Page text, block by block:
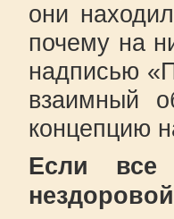
они
почему на
надписью
взаимный
концепцию
Если все